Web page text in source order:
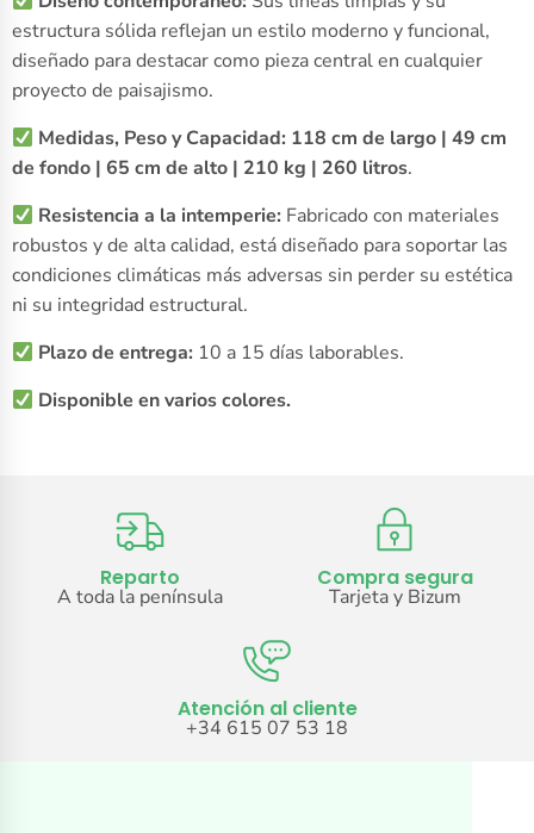
estructura sólida reflejan un estilo moderno y funcional,
diseñado para destacar como pieza central en cualquier
proyecto de paisajismo.
Medidas, Peso y Capacidad: 118 cm de largo | 49 cm
de fondo | 65 cm de alto | 210 kg | 260 litros.
Resistencia a la intemperie: Fabricado con materiales
robustos y de alta calidad, está diseñado para soportar las
condiciones climáticas más adversas sin perder su estética
ni su integridad estructural.
Plazo de entrega: 10 a 15 días laborables.
Disponible en varios colores.
Reparto
A toda la península
Compra segura
Tarjeta y Bizum
Atención al cliente
+34 615 07 53 18